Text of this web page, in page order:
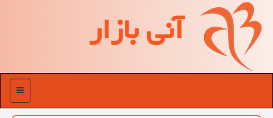
آنی بازار
منو